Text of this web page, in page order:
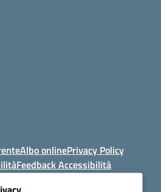
Albo onlinePrivacy Policy
Feedback Accessibilità